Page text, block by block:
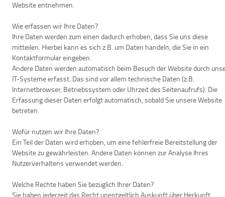
Website entnehmen.
Wie erfassen wir Ihre Daten?
Ihre Daten werden zum einen dadurch erhoben, dass Sie uns diese
mitteilen. Hierbei kann es sich z.B. um Daten handeln, die Sie in ein
Kontaktformular eingeben.
Andere Daten werden automatisch beim Besuch der Website durch
IT-Systeme erfasst. Das sind vor allem technische Daten (z.B.
Internetbrowser, Betriebssystem oder Uhrzeit des Seitenaufrufs). Die
Erfassung dieser Daten erfolgt automatisch, sobald Sie unsere Website
betreten.
Wofür nutzen wir Ihre Daten?
Ein Teil der Daten wird erhoben, um eine fehlerfreie Bereitstellung der
Website zu gewährleisten. Andere Daten können zur Analyse Ihres
Nutzerverhaltens verwendet werden.
Welche Rechte haben Sie bezüglich Ihrer Daten?
Sie haben jederzeit das Recht unentgeltlich Auskunft über Herkunft,